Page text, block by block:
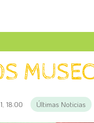
18:00 Últimas Noticias